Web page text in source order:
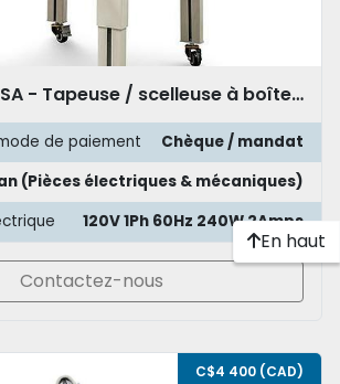
AEVOS TBCS-SA - Tapeuse / scelleuse à boîtes semi-automatique dessus & dessous
de paiement
Chèque / mandat
(Pièces électriques & mécaniques)
120V 1Ph 60Hz 240W 2Amps
Contactez-nous
C$4 400 (CAD)
En haut